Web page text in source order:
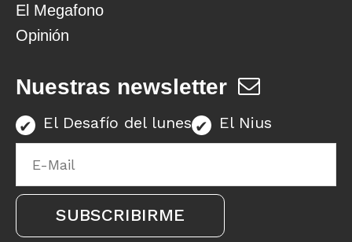
El Megafono
Opinión
Nuestras newsletter
El Desafío del lunes El Nius